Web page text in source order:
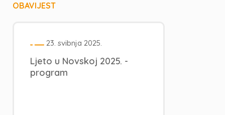
OBAVIJEST
23. svibnja 2025.
Ljeto u Novskoj 2025. -
program